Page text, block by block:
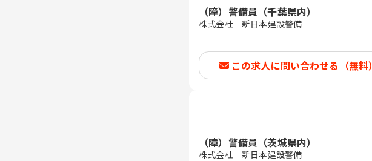
（障）警備員（千葉県内）
株式会杜 新日本建設警備
この求人に問い合わせる（無料）
（障）警備員（茨城県内）
株式会杜 新日本建設警備